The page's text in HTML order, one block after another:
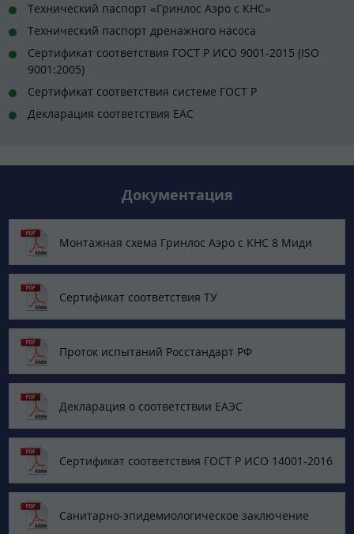
Технический паспорт «Гринлос Аэро с КНС»
Технический паспорт дренажного насоса
Сертификат соответствия ГОСТ Р ИСО 9001-2015 (ISO
9001:2005)
Сертификат соответствия системе ГОСТ Р
Декларация соответствия EAC
Документация
Монтажная схема Гринлос Аэро с КНС 8 Миди
Сертификат соответствия ТУ
Проток испытаний Росстандарт РФ
Декларация о соответствии ЕАЭС
Сертификат соответствия ГОСТ Р ИСО 14001-2016
Санитарно-эпидемиологическое заключение